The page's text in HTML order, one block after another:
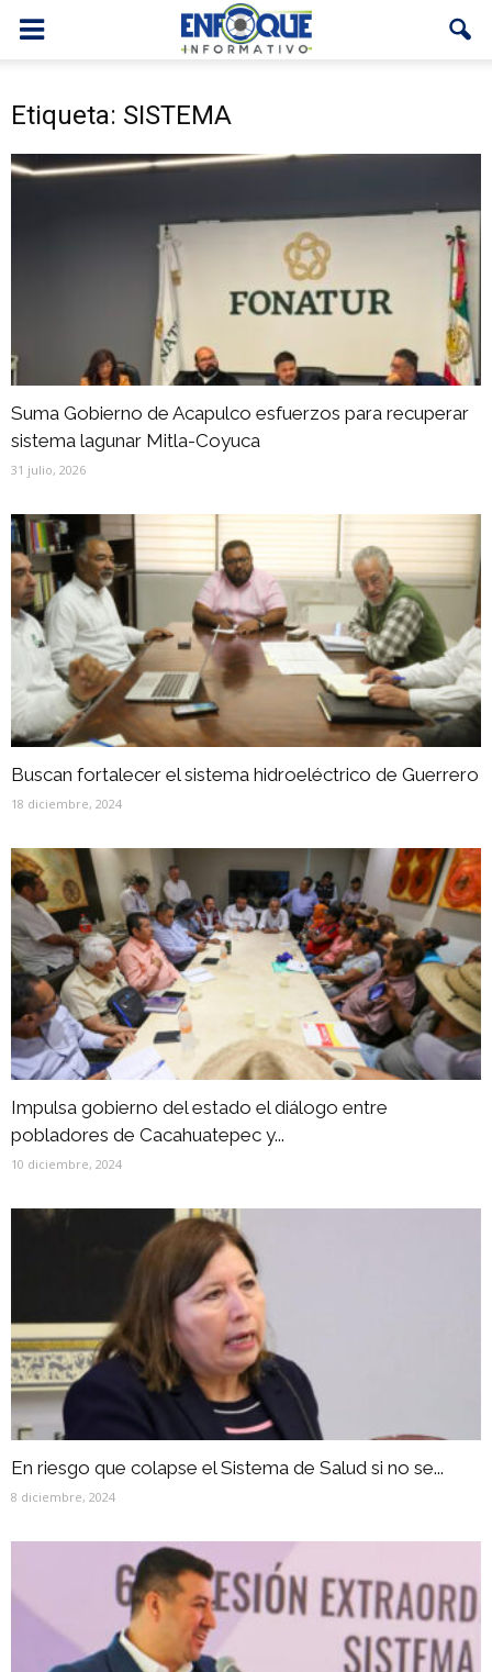
Etiqueta: SISTEMA
Suma Gobierno de Acapulco esfuerzos para recuperar
sistema lagunar Mitla-Coyuca
31 julio, 2026
Buscan fortalecer el sistema hidroeléctrico de Guerrero
18 diciembre, 2024
Impulsa gobierno del estado el diálogo entre
pobladores de Cacahuatepec y...
10 diciembre, 2024
En riesgo que colapse el Sistema de Salud si no se...
8 diciembre, 2024